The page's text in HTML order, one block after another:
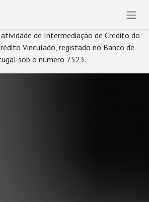
de Intermediação de Crédito do
Vinculado, registado no Banco de
sob o número 7523.